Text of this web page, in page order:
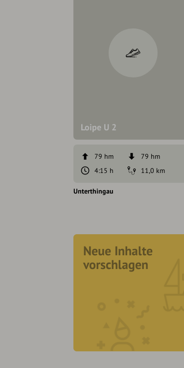
Loipe U 2
79 hm
79 hm
4:15 h
11,0 km
Unterthingau
Neue Inhalte
vorschlagen